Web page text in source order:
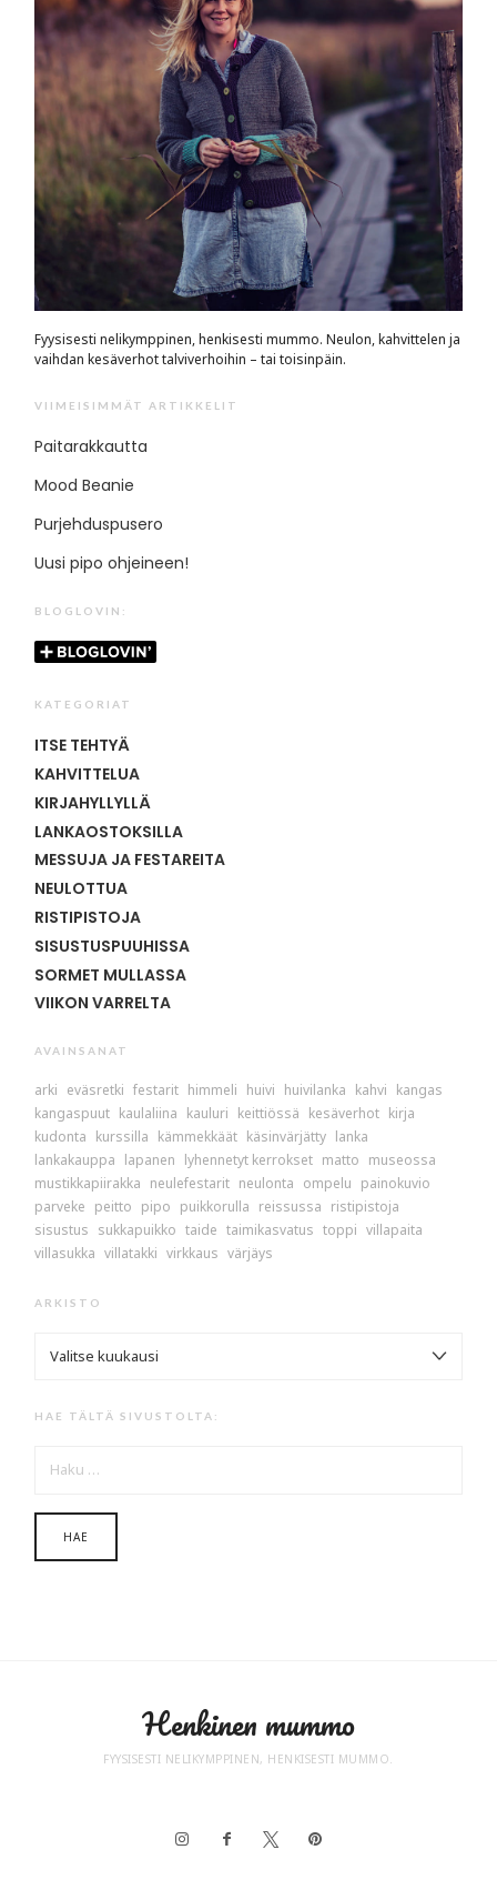
Fyysisesti nelikymppinen, henkisesti mummo. Neulon, kahvittelen ja
vaihdan kesäverhot talviverhoihin – tai toisinpäin.
VIIMEISIMMÄT ARTIKKELIT
Paitarakkautta
Mood Beanie
Purjehduspusero
Uusi pipo ohjeineen!
BLOGLOVIN:
KATEGORIAT
ITSE TEHTYÄ
KAHVITTELUA
KIRJAHYLLYLLÄ
LANKAOSTOKSILLA
MESSUJA JA FESTAREITA
NEULOTTUA
RISTIPISTOJA
SISUSTUSPUUHISSA
SORMET MULLASSA
VIIKON VARRELTA
AVAINSANAT
arki eväsretki festarit himmeli huivi huivilanka kahvi kangas
kangaspuut kaulaliina kauluri keittiössä kesäverhot kirja
kudonta kurssilla kämmekkäät käsinvärjätty lanka
lankakauppa lapanen lyhennetyt kerrokset matto museossa
mustikkapiirakka neulefestarit neulonta ompelu painokuvio
parveke peitto pipo puikkorulla reissussa ristipistoja
sisustus sukkapuikko taide taimikasvatus toppi villapaita
villasukka villatakki virkkaus värjäys
ARKISTO
HAE TÄLTÄ SIVUSTOLTA:
Henkinen mummo
FYYSISESTI NELIKYMPPINEN, HENKISESTI MUMMO.